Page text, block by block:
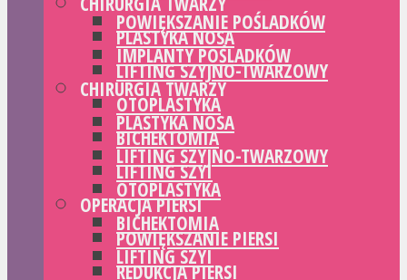
PLASTYKA NOSA
LIFTING SZYJNO-TWARZOWY
OTOPLASTYKA
BICHEKTOMIA
LIFTING SZYI
OPERACJA PIERSI
POWIĘKSZANIE PIERSI
REDUKCJA PIERSI
POWIĘKSZANIE POŚLADKÓW
IMPLANTY POŚLADKÓW
CHIRURGIA TWARZY
PLASTYKA NOSA
LIFTING SZYJNO-TWARZOWY
OTOPLASTYKA
BICHEKTOMIA
LIFTING SZYI